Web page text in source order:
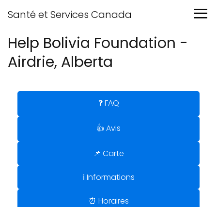
Santé et Services Canada
Help Bolivia Foundation -
Airdrie, Alberta
❓ FAQ
👍 Avis
📌 Carte
ℹ️ Informations
⏰ Horaires